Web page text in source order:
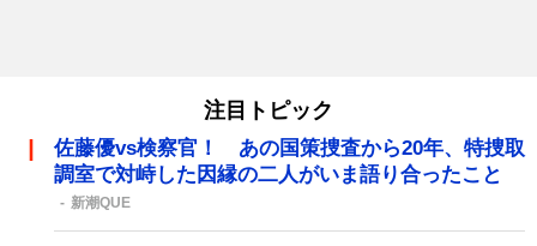
注目トピック
佐藤優vs検察官！ あの国策捜査から20年、特捜取
調室で対峙した因縁の二人がいま語り合ったこと
新潮QUE